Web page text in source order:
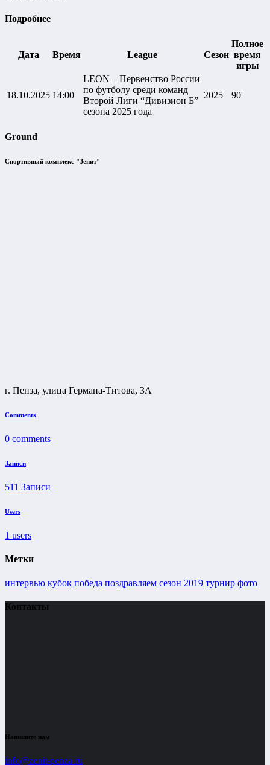
Подробнее
Дата Время League Сезон
Полное
время
игры
18.10.2025 14:00
LEON – Первенство России
по футболу среди команд
Второй Лиги “Дивизион Б”
сезона 2025 года
2025 90'
Ground
Спортивный комплекс "Зенит"
г. Пенза, улица Германа-Титова, 3А
Comments
0 comments
Записи
511 Записи
Users
1 users
Метки
интервью кубок победа поздравляем сезон 2019 турнир фото
Контакты
Напишите нам
info@zenit-penza.ru